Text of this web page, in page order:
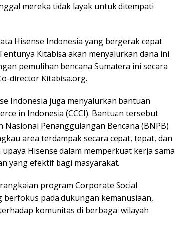
mereka tidak layak untuk ditempati
Hisense Indonesia yang bergerak cepat
Kitabisa akan menyalurkan dana ini
pemulihan bencana Sumatera ini secara
director Kitabisa.org.
Indonesia juga menyalurkan bantuan
in Indonesia (CCCI). Bantuan tersebut
Penanggulangan Bencana (BNPB)
area terdampak secara cepat, tepat, dan
Hisense dalam memperkuat kerja sama
yang efektif bagi masyarakat.
program Corporate Social
berfokus pada dukungan kemanusiaan,
komunitas di berbagai wilayah